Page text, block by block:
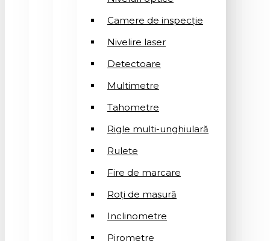
Camere de inspecție
Nivelire laser
Detectoare
Multimetre
Tahometre
Rigle multi-unghiulară
Rulete
Fire de marcare
Roți de masură
Inclinometre
Pirometre